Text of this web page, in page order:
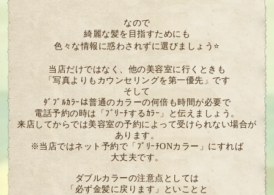
なので
綺麗な髪を目指すためにも
色々な情報に惑わされずに選びましょう⭐
当店だけではなく、他の美容室に行くときも
「写真よりもカウンセリングを第一優先」です
そして
ﾀﾞﾌﾞﾙｶﾗｰは普通のカラーの何倍も時間が必要で
電話予約の時は「ﾌﾞﾘｰﾁするｶﾗｰ」と伝えましょう。
来店してからでは美容室の予約によって受けられない場合が
あります。
※当店ではネット予約で「ﾌﾞﾘｰﾁONカラー」にすれば
大丈夫です。
ダブルカラーの注意点としては
「必ず金髪に戻ります」といことと